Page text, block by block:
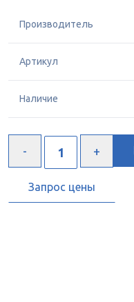
Производитель
Артикул
Наличие
Запрос цены